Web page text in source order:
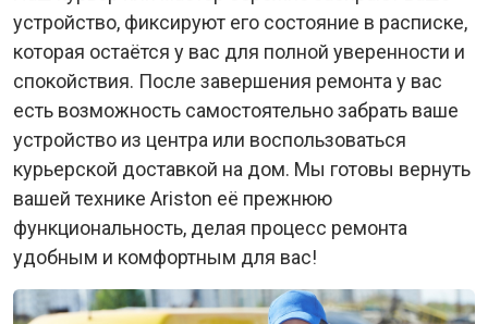
устройство, фиксируют его состояние в расписке,
которая остаётся у вас для полной уверенности и
спокойствия. После завершения ремонта у вас
есть возможность самостоятельно забрать ваше
устройство из центра или воспользоваться
курьерской доставкой на дом. Мы готовы вернуть
вашей технике Ariston её прежнюю
функциональность, делая процесс ремонта
удобным и комфортным для вас!